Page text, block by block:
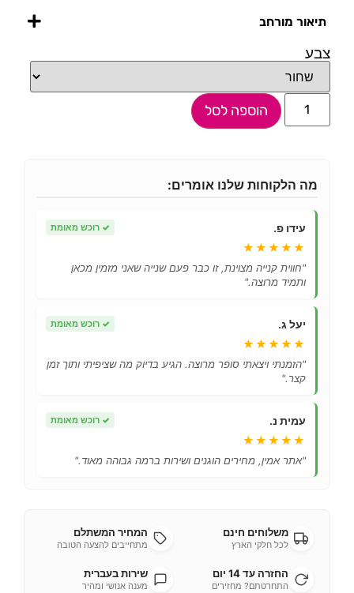
תיאור מורחב
צבע
הוספה לסל
מה הלקוחות שלנו אומרים:
עידו פ. ✓ רוכש מאומת
★★★★★
"חווית קנייה מצוינת, זו כבר פעם שנייה שאני מזמין מכאן
ותמיד מרוצה."
יעל ג. ✓ רוכש מאומת
★★★★★
"הזמנתי ויצאתי סופר מרוצה. הגיע בדיוק מה שציפיתי ותוך זמן
קצר."
עמית נ. ✓ רוכש מאומת
★★★★★
"אתר אמין, מחירים הוגנים ושירות ברמה גבוהה מאוד."
משלוחים חינם
לכל חלקי הארץ
המחיר המשתלם
מתחייבים להצעה הטובה
החזרה עד 14 יום
התחרטתם? מחזירים
שירות בעברית
מענה אנושי ומהיר